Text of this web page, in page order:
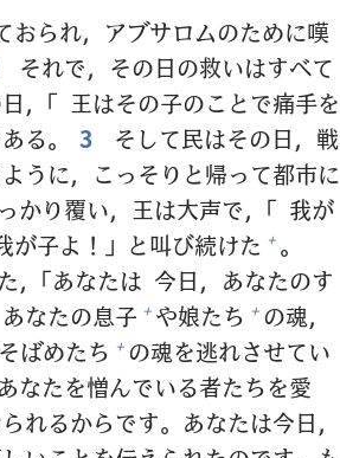
おられ，アブサロムのために嘆
それで，その日の救いはすべて
日，「 王はその子のことで痛手を
る。 3 そして民はその日， 戦
うに，こっそりと帰って都市に
かり覆い， 王は大声で，「 我が
が子よ！」と叫び続けた + 。
，「あなたは 今日，あなたのす
なたの息子 + や娘たち + の魂，
ばめたち + の魂を逃れさせてい
あなたを憎んでいる者たちを愛
れるからです。あなたは今日，